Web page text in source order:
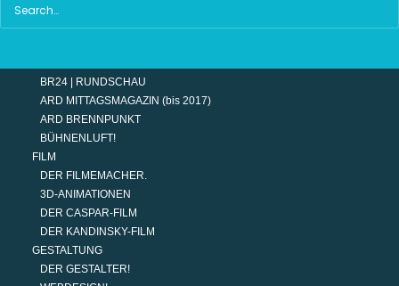
UKRAINE WAR DAY-COUNTER
TERMINE
BR24 | RUNDSCHAU
ARD MITTAGSMAGAZIN (bis 2017)
ARD BRENNPUNKT
BÜHNENLUFT!
FILM
DER FILMEMACHER.
3D-ANIMATIONEN
DER CASPAR-FILM
DER KANDINSKY-FILM
GESTALTUNG
DER GESTALTER!